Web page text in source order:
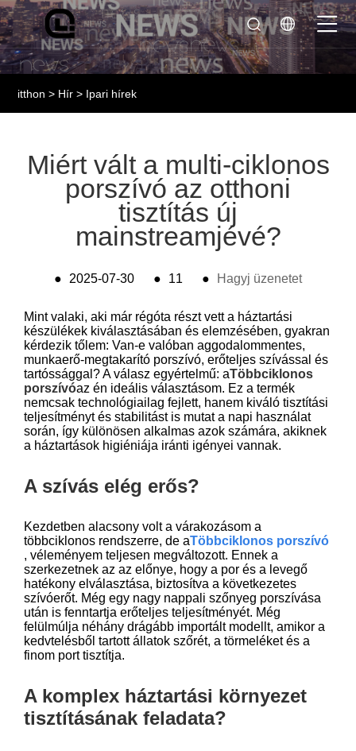
itthon > Hír > Ipari hírek
Miért vált a multi-ciklonos
porszívó az otthoni
tisztítás új
mainstreamjévé?
● 2025-07-30 ● 11 ● Hagyj üzenetet
Mint valaki, aki már régóta részt vett a háztartási
készülékek kiválasztásában és elemzésében, gyakran
kérdezik tőlem: Van-e valóban aggodalommentes,
munkaerő-megtakarító porszívó, erőteljes szívással és
tartóssággal? A válasz egyértelmű: aTöbbciklonos
porszívóaz én ideális választásom. Ez a termék
nemcsak technológiailag fejlett, hanem kiváló tisztítási
teljesítményt és stabilitást is mutat a napi használat
során, így különösen alkalmas azok számára, akiknek
a háztartások higiéniája iránti igényei vannak.
A szívás elég erős?
Kezdetben alacsony volt a várakozásom a
többciklonos rendszerre, de aTöbbciklonos porszívó
, véleményem teljesen megváltozott. Ennek a
szerkezetnek az az előnye, hogy a por és a levegő
hatékony elválasztása, biztosítva a következetes
szívóerőt. Még egy nagy nappali szőnyeg porszívása
után is fenntartja erőteljes teljesítményét. Még
felülmúlja néhány drágább importált modellt, amikor a
kedvtelésből tartott állatok szőrét, a törmeléket és a
finom port tisztítja.
A komplex háztartási környezet
tisztításának feladata?